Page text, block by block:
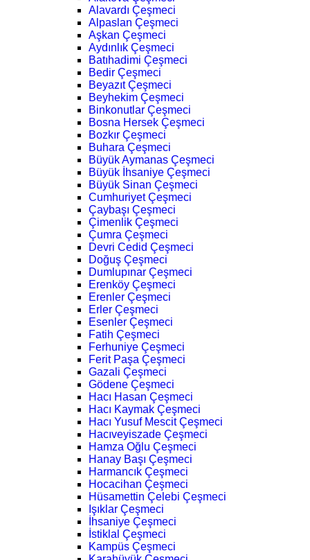
Alavardı Çeşmeci
Alpaslan Çeşmeci
Aşkan Çeşmeci
Aydınlık Çeşmeci
Batıhadimi Çeşmeci
Bedir Çeşmeci
Beyazıt Çeşmeci
Beyhekim Çeşmeci
Binkonutlar Çeşmeci
Bosna Hersek Çeşmeci
Bozkır Çeşmeci
Buhara Çeşmeci
Büyük Aymanas Çeşmeci
Büyük İhsaniye Çeşmeci
Büyük Sinan Çeşmeci
Cumhuriyet Çeşmeci
Çaybaşı Çeşmeci
Çimenlik Çeşmeci
Çumra Çeşmeci
Devri Cedid Çeşmeci
Doğuş Çeşmeci
Dumlupınar Çeşmeci
Erenköy Çeşmeci
Erenler Çeşmeci
Erler Çeşmeci
Esenler Çeşmeci
Fatih Çeşmeci
Ferhuniye Çeşmeci
Ferit Paşa Çeşmeci
Gazali Çeşmeci
Gödene Çeşmeci
Hacı Hasan Çeşmeci
Hacı Kaymak Çeşmeci
Hacı Yusuf Mescit Çeşmeci
Hacıveyiszade Çeşmeci
Hamza Oğlu Çeşmeci
Hanay Başı Çeşmeci
Harmancık Çeşmeci
Hocacihan Çeşmeci
Hüsamettin Çelebi Çeşmeci
Işıklar Çeşmeci
İhsaniye Çeşmeci
İstiklal Çeşmeci
Kampüs Çeşmeci